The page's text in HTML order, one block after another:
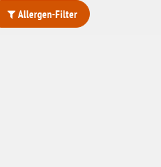
Allergen-Filter